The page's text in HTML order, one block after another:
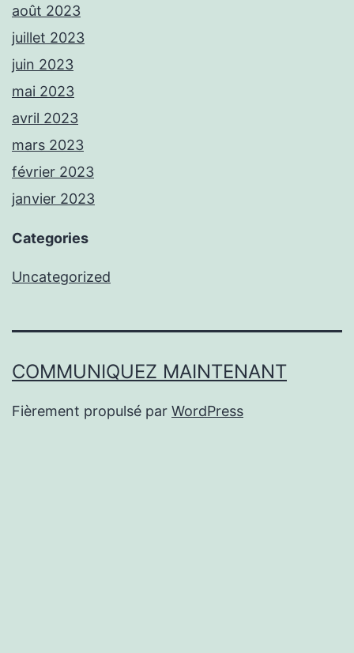
août 2023
juillet 2023
juin 2023
mai 2023
avril 2023
mars 2023
février 2023
janvier 2023
Categories
Uncategorized
COMMUNIQUEZ MAINTENANT
Fièrement propulsé par WordPress